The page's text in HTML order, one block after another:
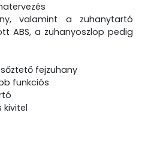
valamint a zuhanytartó
ABS, a zuhanyoszlop pedig
fejzuhany
funkciós
kivitel